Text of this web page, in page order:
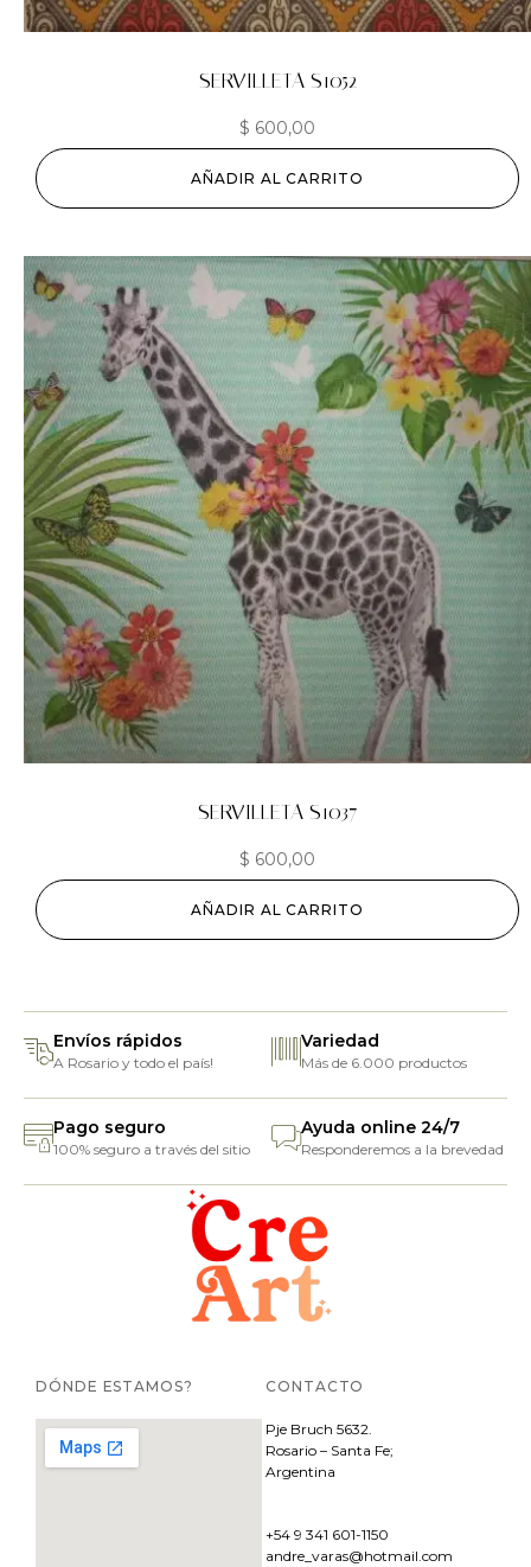
SERVILLETA S1052
$ 600,00
AÑADIR AL CARRITO
SERVILLETA S1037
$ 600,00
AÑADIR AL CARRITO
Envíos rápidos
A Rosario y todo el país!
Variedad
Más de 6.000 productos
Pago seguro
100% seguro a través del sitio
Ayuda online 24/7
Responderemos a la brevedad
DÓNDE ESTAMOS? CONTACTO
Pje Bruch 5632.
Rosario – Santa Fe;
Argentina
+54 9 341 601-1150
andre_varas@hotmail.com